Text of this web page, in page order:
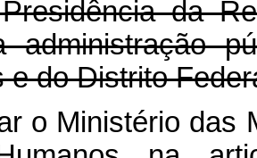
da
administração
e do Distrito
o Ministério das